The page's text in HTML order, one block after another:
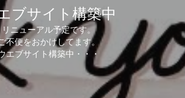
ブサイト構築中
リニューアル予定です。
不便をおかけしてます。
エブサイト構築中・・・